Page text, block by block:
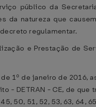
público da
da natureza que
regulamentar.
e Prestação de
1º de janeiro de 2016,
- DETRAN - CE, de que
50, 51, 52, 53, 63, 64,